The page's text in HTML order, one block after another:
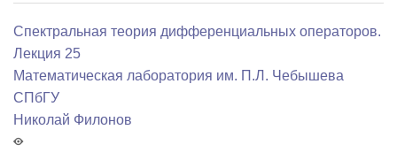
Спектральная теория дифференциальных операторов.
Лекция 25
Математичеcкая лаборатория им. П.Л. Чебышева
СПбГУ
Николай Филонов